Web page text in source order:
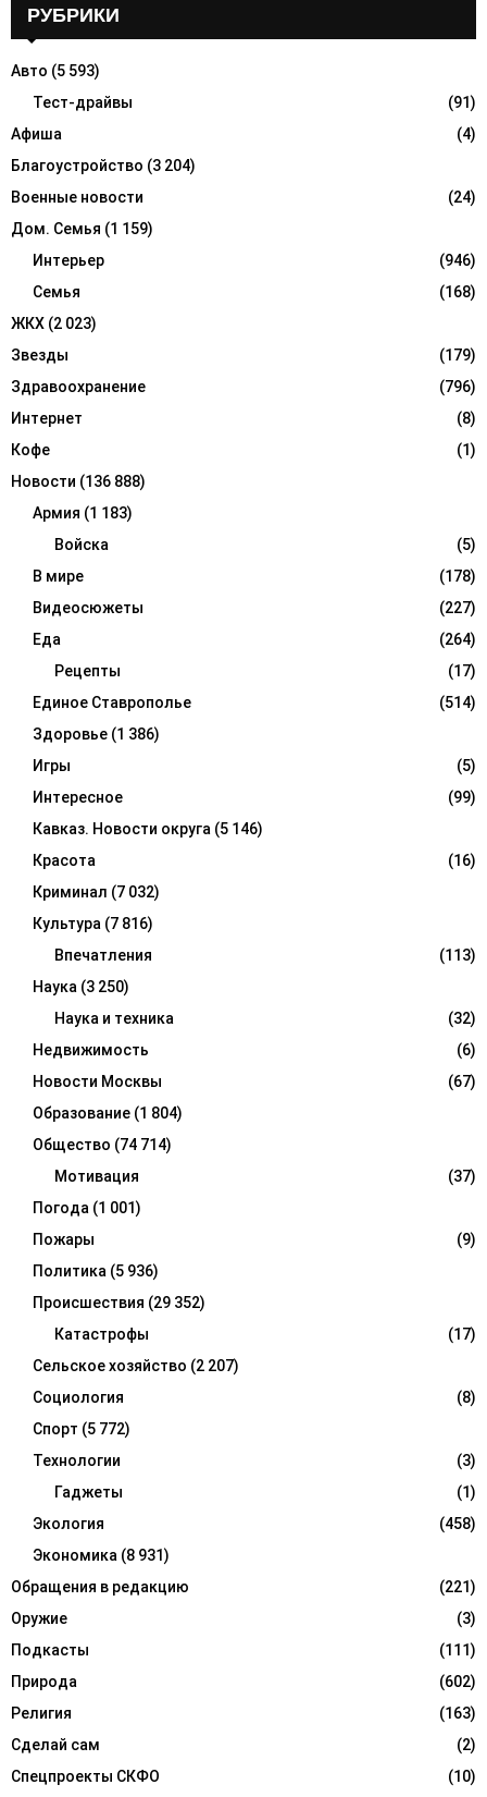
o
R
C
H
РУБРИКИ
Авто (5 593)
Тест-драйвы
(91)
Афиша
(4)
Благоустройство (3 204)
Военные новости
(24)
Дом. Семья (1 159)
Интерьер
(946)
Семья
(168)
ЖКХ (2 023)
Звезды
(179)
Здравоохранение
(796)
Интернет
(8)
Кофе
(1)
Новости (136 888)
Армия (1 183)
Войска
(5)
В мире
(178)
Видеосюжеты
(227)
Еда
(264)
Рецепты
(17)
Единое Ставрополье
(514)
Здоровье (1 386)
Игры
(5)
Интересное
(99)
Кавказ. Новости округа (5 146)
Красота
(16)
Криминал (7 032)
Культура (7 816)
Впечатления
(113)
Наука (3 250)
Наука и техника
(32)
Недвижимость
(6)
Новости Москвы
(67)
Образование (1 804)
Общество (74 714)
Мотивация
(37)
Погода (1 001)
Пожары
(9)
Политика (5 936)
Происшествия (29 352)
Катастрофы
(17)
Сельское хозяйство (2 207)
Социология
(8)
Спорт (5 772)
Технологии
(3)
Гаджеты
(1)
Экология
(458)
Экономика (8 931)
Обращения в редакцию
(221)
Оружие
(3)
Подкасты
(111)
Природа
(602)
Религия
(163)
Сделай сам
(2)
Спецпроекты СКФО
(10)